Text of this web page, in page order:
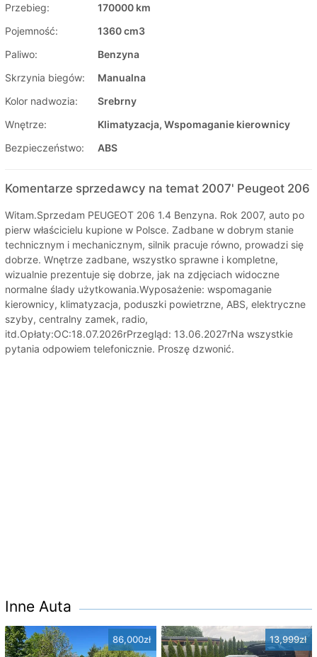
Przebieg:
170000 km
Pojemność:
1360 cm3
Paliwo:
Benzyna
Skrzynia biegów:
Manualna
Kolor nadwozia:
Srebrny
Wnętrze:
Klimatyzacja, Wspomaganie kierownicy
Bezpieczeństwo:
ABS
Komentarze sprzedawcy na temat 2007' Peugeot 206
Witam.Sprzedam PEUGEOT 206 1.4 Benzyna. Rok 2007, auto po
pierw właścicielu kupione w Polsce. Zadbane w dobrym stanie
technicznym i mechanicznym, silnik pracuje równo, prowadzi się
dobrze. Wnętrze zadbane, wszystko sprawne i kompletne,
wizualnie prezentuje się dobrze, jak na zdjęciach widoczne
normalne ślady użytkowania.Wyposażenie: wspomaganie
kierownicy, klimatyzacja, poduszki powietrzne, ABS, elektryczne
szyby, centralny zamek, radio,
itd.Opłaty:OC:18.07.2026rPrzegląd: 13.06.2027rNa wszystkie
pytania odpowiem telefonicznie. Proszę dzwonić.
Inne Auta
86,000zł 13,999zł